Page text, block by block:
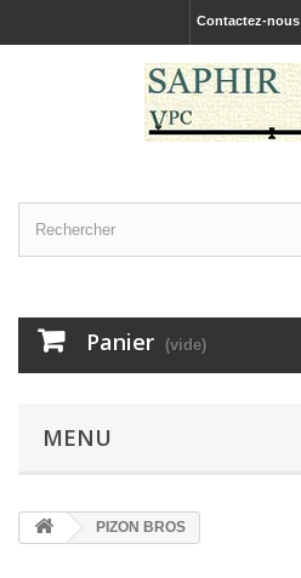
Contactez-nous
Panier (vide)
MENU
PIZON BROS